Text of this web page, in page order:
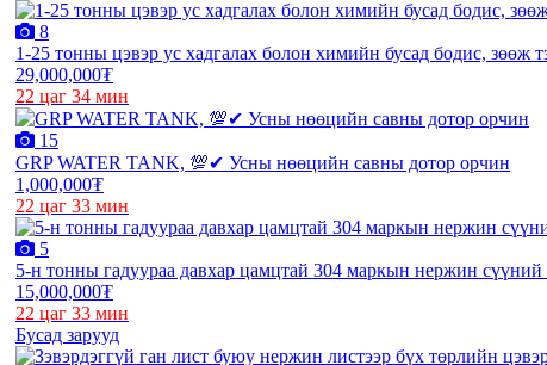
8
1-25 тонны цэвэр ус хадгалах болон химийн бусад бодис, зөөж
29,000,000₮
22 цаг 34 мин
15
GRP WATER TANK, 💯✔ Усны нөөцийн савны дотор орчин
1,000,000₮
22 цаг 33 мин
5
5-н тонны гадуураа давхар цамцтай 304 маркын нержин сүүний
15,000,000₮
22 цаг 33 мин
Бусад зарууд